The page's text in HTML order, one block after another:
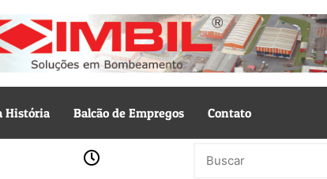
História Balcão de Empregos Contato